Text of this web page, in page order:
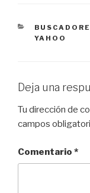
YAHOO
Deja una
Tu dirección de
campos
Comentario *